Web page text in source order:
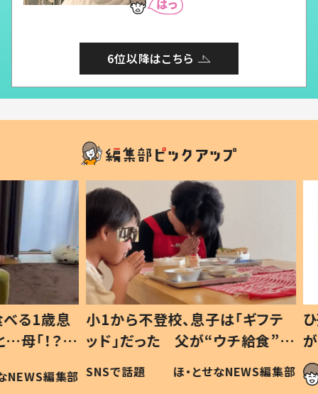
6位以降はこちら
歳息
？」
編集部
小1から不登校、息子は「ギフテ
ッド」だった 父が“ウチ給食”を
作り続ける理由とは #令和の親
#令和の子
SNSで話題 ほ・とせなNEWS編集部
ひ孫
が、
「涙が
い」